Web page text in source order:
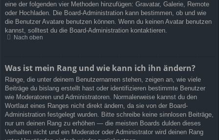
eine der folgenden vier Methoden hinzufügen: Gravatar, Galerie, Remote
oder Hochladen. Die Board-Administration kann bestimmen, ob und wie
die Benutzer Avatare benutzen können. Wenn du keinen Avatar benutzen
kannst, solltest du die Board-Administration kontaktieren.
Nach oben
Was ist mein Rang und wie kann ich ihn ändern?
Ränge, die unter deinem Benutzernamen stehen, zeigen an, wie viele
Beiträge du bislang erstellt hast oder identifizieren bestimmte Benutzer
wie Moderatoren und Administratoren. Normalerweise kannst du den
Wortlaut eines Ranges nicht direkt ändern, da sie von der Board-
Administration festgelegt wurden. Bitte schreibe keine sinnlosen Beiträge,
nur um deinen Rang zu erhöhen — die meisten Boards dulden dieses
Verhalten nicht und ein Moderator oder Administrator wird deinen Rang